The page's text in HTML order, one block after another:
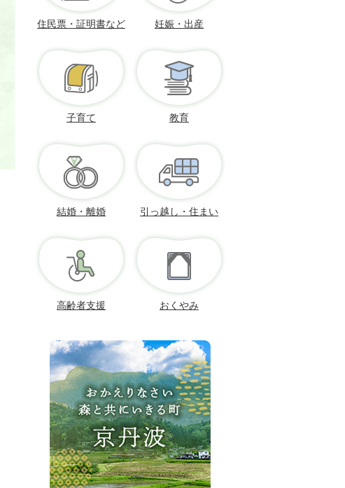
住民票・証明書など 妊娠・出産
子育て 教育
結婚・離婚 引っ越し・住まい
高齢者支援 おくやみ
お
か
え
り
な
さ
い、
森
と
共